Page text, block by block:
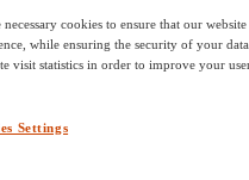
necessary cookies to ensure that our
while ensuring the security of your
visit statistics in order to improve your
Settings